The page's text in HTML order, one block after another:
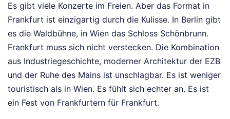
Es gibt viele Konzerte im Freien. Aber das Format in
Frankfurt ist einzigartig durch die Kulisse. In Berlin gibt
es die Waldbühne, in Wien das Schloss Schönbrunn.
Frankfurt muss sich nicht verstecken. Die Kombination
aus Industriegeschichte, moderner Architektur der EZB
und der Ruhe des Mains ist unschlagbar. Es ist weniger
touristisch als in Wien. Es fühlt sich echter an. Es ist
ein Fest von Frankfurtern für Frankfurt.